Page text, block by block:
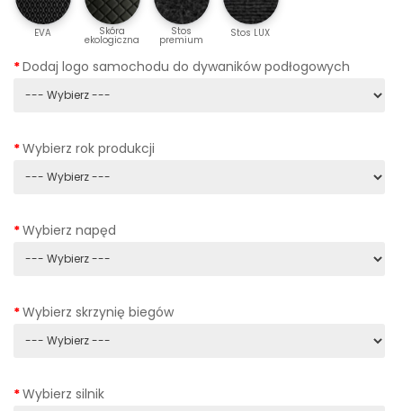
EVA Skóra
ekologiczna
Stos
premium
Stos LUX
Dodaj logo samochodu do dywaników podłogowych
Wybierz rok produkcji
Wybierz napęd
Wybierz skrzynię biegów
Wybierz silnik